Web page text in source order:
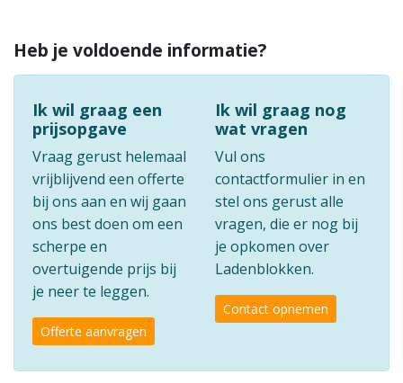
Heb je voldoende informatie?
Ik wil graag een
prijsopgave
Vraag gerust helemaal
vrijblijvend een offerte
bij ons aan en wij gaan
ons best doen om een
scherpe en
overtuigende prijs bij
je neer te leggen.
Offerte aanvragen
Ik wil graag nog
wat vragen
Vul ons
contactformulier in en
stel ons gerust alle
vragen, die er nog bij
je opkomen over
Ladenblokken.
Contact opnemen